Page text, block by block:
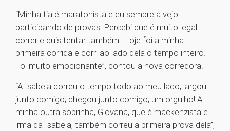
“Minha tia é maratonista e eu sempre a vejo
participando de provas. Percebi que é muito legal
correr e quis tentar também. Hoje foi a minha
primeira corrida e corri ao lado dela o tempo inteiro.
Foi muito emocionante”, contou a nova corredora.
“A Isabela correu o tempo todo ao meu lado, largou
junto comigo, chegou junto comigo, um orgulho! A
minha outra sobrinha, Giovana, que é mackenzista e
irmã da Isabela, também correu a primeira prova dela”,